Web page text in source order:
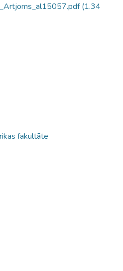
(1.34
fakultāte